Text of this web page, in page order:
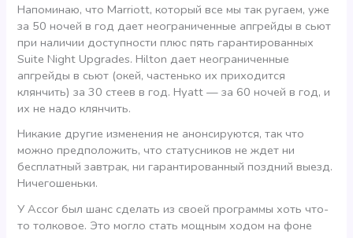
Напоминаю, что Marriott, который все мы так ругаем, уже
за 50 ночей в год дает неограниченные апгрейды в сьют
при наличии доступности плюс пять гарантированных
Suite Night Upgrades. Hilton дает неограниченные
апгрейды в сьют (окей, частенько их приходится
клянчить) за 30 стеев в год. Hyatt — за 60 ночей в год, и
их не надо клянчить.
Никакие другие изменения не анонсируются, так что
можно предположить, что статусников не ждет ни
бесплатный завтрак, ни гарантированный поздний выезд.
Ничегошеньки.
У Accor был шанс сделать из своей программы хоть что-
то толковое. Это могло стать мощным ходом на фоне